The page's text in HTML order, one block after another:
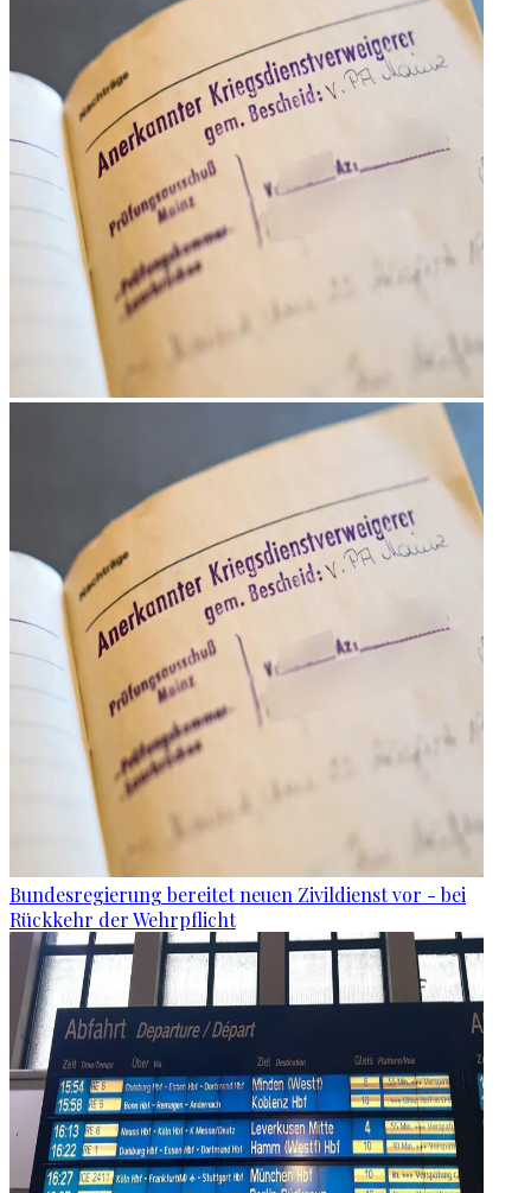
Bundesregierung bereitet neuen Zivildienst vor - bei
Rückkehr der Wehrpflicht